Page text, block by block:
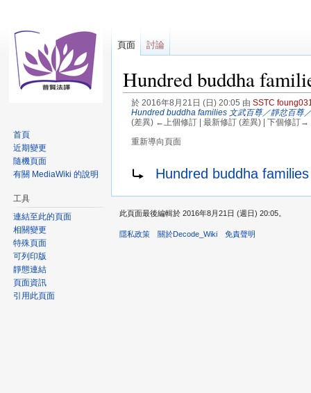
Hundred buddha
於 2016年8月21日 (日) 20:05 由 SSTC
Hundred buddha families 文武百尊／靜忿百尊
(差異) ←上個修訂 | 最新修訂 (差異) | 下個修訂→
重新導向頁面
導
覽
搜
尋
Hundred buddha
頁面 討論
首頁
近期變更
隨機頁面
有關 MediaWiki 的說明
工具
連結至此的頁面
相關變更
特殊頁面
可列印版
靜態連結
頁面資訊
引用此頁面
此頁面最後編輯於 2016年8月21日 (週日) 20:05。
隱私政策 關於Decode_Wiki 免責聲明